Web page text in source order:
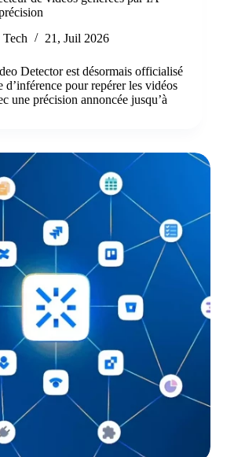
Tech 21, Juil 2026
Detector est désormais officialisé
d’inférence pour repérer les vidéos
une précision annoncée jusqu’à